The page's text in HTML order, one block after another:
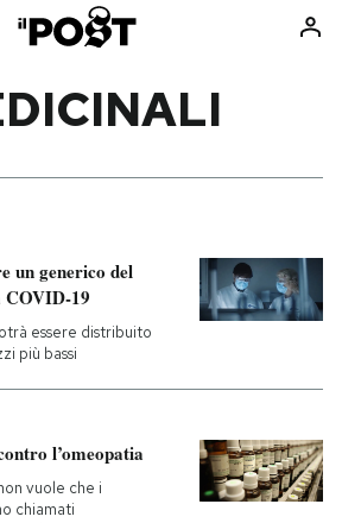
Consumismi
Ok Boomer!
Mondiali calcio 2026
un generico del
COVID-19
essere distribuito
più bassi
l’omeopatia
vuole che i
chiamati